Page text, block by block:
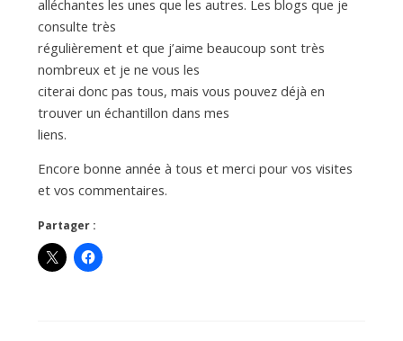
alléchantes les unes que les autres. Les blogs que je
consulte très
régulièrement et que j’aime beaucoup sont très
nombreux et je ne vous les
citerai donc pas tous, mais vous pouvez déjà en
trouver un échantillon dans mes
liens.
Encore bonne année à tous et merci pour vos visites
et vos commentaires.
Partager :